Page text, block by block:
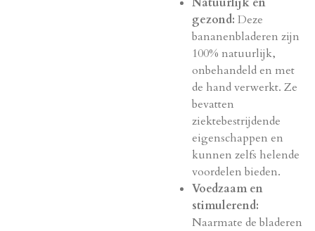
gezond: Deze
bananenbladeren zijn
100% natuurlijk,
onbehandeld en met
de hand verwerkt. Ze
bevatten
ziektebestrijdende
eigenschappen en
kunnen zelfs helende
voordelen bieden.
Voedzaam en
stimulerend:
Naarmate de bladeren